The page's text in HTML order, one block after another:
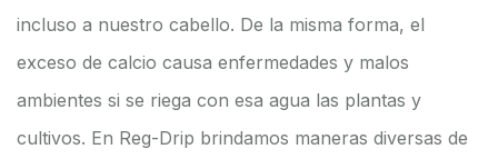
incluso a nuestro cabello. De la misma forma, el
exceso de calcio causa enfermedades y malos
ambientes si se riega con esa agua las plantas y
cultivos. En Reg-Drip brindamos maneras diversas de